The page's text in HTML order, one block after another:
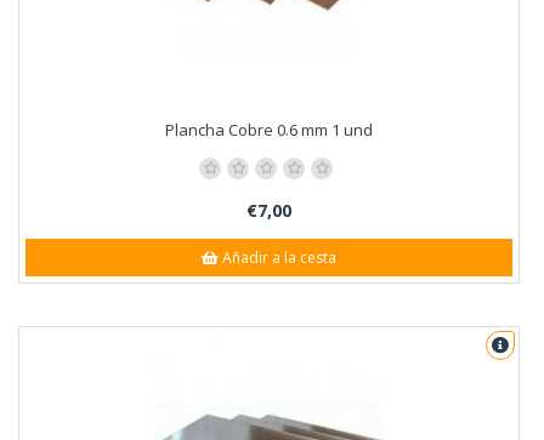
Plancha Cobre 0.6 mm 1 und
€7,00
Añadir a la cesta